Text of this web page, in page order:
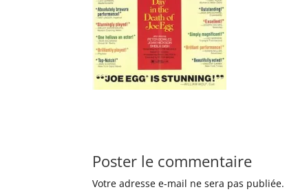
Poster le commentaire
Votre adresse e-mail ne sera pas publiée.